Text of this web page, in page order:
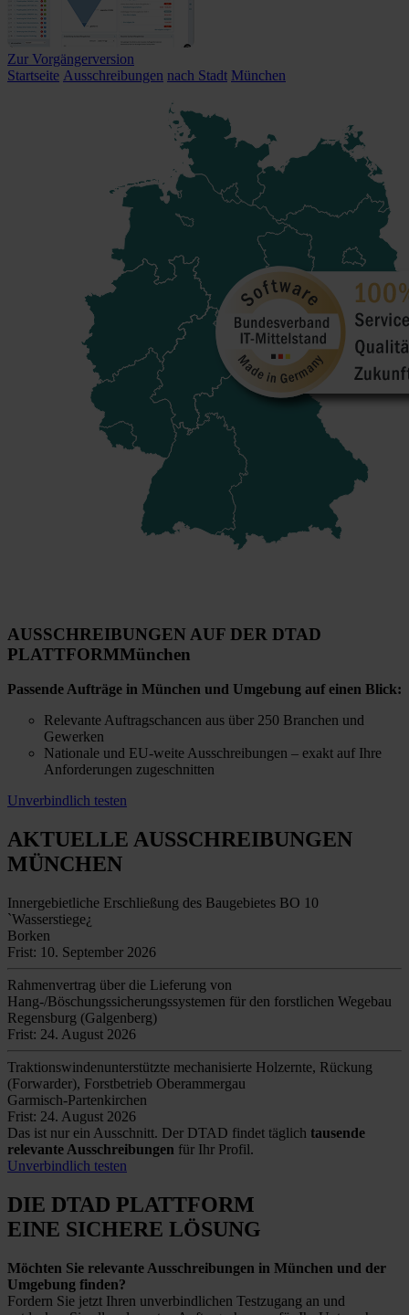
Zur Vorgängerversion
Startseite Ausschreibungen nach Stadt München
AUSSCHREIBUNGEN AUF DER DTAD
PLATTFORMMünchen
Passende Aufträge in München und Umgebung auf einen Blick:
Relevante Auftragschancen aus über 250 Branchen und
Gewerken
Nationale und EU-weite Ausschreibungen – exakt auf Ihre
Anforderungen zugeschnitten
Unverbindlich testen
AKTUELLE AUSSCHREIBUNGEN
MÜNCHEN
Innergebietliche Erschließung des Baugebietes BO 10
`Wasserstiege¿
Borken
Frist: 10. September 2026
Rahmenvertrag über die Lieferung von
Hang-/Böschungssicherungssystemen für den forstlichen Wegebau
Regensburg (Galgenberg)
Frist: 24. August 2026
Traktionswindenunterstützte mechanisierte Holzernte, Rückung
(Forwarder), Forstbetrieb Oberammergau
Garmisch-Partenkirchen
Frist: 24. August 2026
Das ist nur ein Ausschnitt. Der DTAD findet täglich tausende
relevante Ausschreibungen für Ihr Profil.
Unverbindlich testen
DIE DTAD PLATTFORM
EINE SICHERE LÖSUNG
Möchten Sie relevante Ausschreibungen in München und der
Umgebung finden?
Fordern Sie jetzt Ihren unverbindlichen Testzugang an und